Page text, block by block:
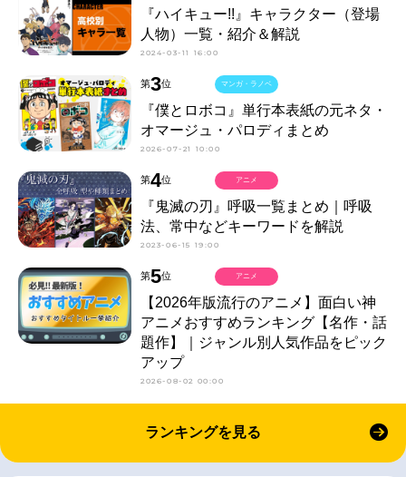
『ハイキュー!!』キャラクター（登場
人物）一覧・紹介＆解説
2024-03-11 16:00
第3位
『僕とロボコ』単行本表紙の元ネタ・
オマージュ・パロディまとめ
2026-07-21 10:00
マンガ・ラノベ
第4位
『鬼滅の刃』呼吸一覧まとめ｜呼吸
法、常中などキーワードを解説
2023-06-15 19:00
アニメ
第5位
【2026年版流行のアニメ】面白い神
アニメおすすめランキング【名作・話
題作】｜ジャンル別人気作品をピック
アップ
2026-08-02 00:00
アニメ
ランキングを見る